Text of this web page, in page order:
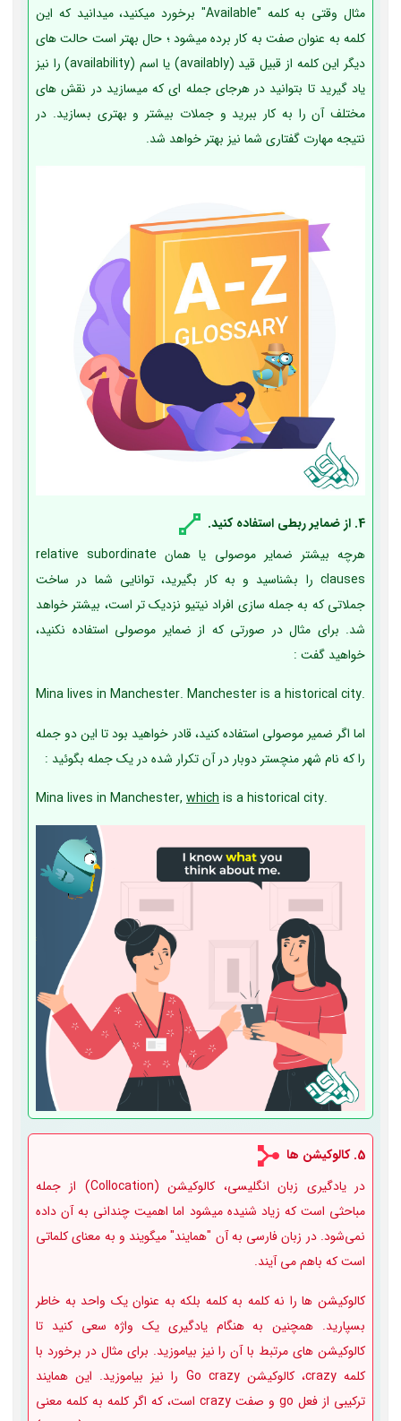
مثال وقتی به کلمه "Available" برخورد میکنید، می­دانید که این
کلمه به عنوان صفت به کار برده می­شود ؛ حال بهتر است حالت های
دیگر این کلمه از قبیل قید (availably) یا اسم (availability) را نیز
یاد گیرید تا بتوانید در هرجای جمله ­ای که می­سازید در نقش ­های
مختلف آن را به کار ببرید و جملات بیشتر و بهتری بسازید. در
نتیجه مهارت گفتاری شما نیز بهتر خواهد شد.
4. از ضمایر ربطی استفاده کنید.
هرچه بیشتر ضمایر موصولی یا همان relative subordinate
clauses را بشناسید و به کار بگیرید، توانایی شما در ساخت
جملاتی که به جمله سازی افراد نیتیو نزدیک تر است، بیشتر خواهد
شد. برای مثال در صورتی که از ضمایر موصولی استفاده نکنید،
خواهید گفت :
Mina lives in Manchester. Manchester is a historical city.
اما اگر ضمیر موصولی استفاده کنید، قادر خواهید بود تا این دو جمله
را که نام شهر منچستر دوبار در آن تکرار شده در یک جمله بگوئید :
Mina lives in Manchester, whichis a historical city.
5. کالوکیشن ها
در یادگیری زبان انگلیسی، کالوکیشن (Collocation) از جمله
مباحثی است که زیاد شنیده میشود اما اهمیت چندانی به آن داده
نمی‌شود. در زبان فارسی به آن "همایند" میگویند و به معنای کلماتی
است که باهم می آیند.
کالوکیشن ها را نه کلمه به کلمه بلکه به عنوان یک واحد به خاطر
بسپارید. همچنین به هنگام یادگیری یک واژه سعی کنید تا
کالوکیشن های مرتبط با آن را نیز بیاموزید. برای مثال در برخورد با
کلمه crazy، کالوکیشن Go crazy را نیز بیاموزید. این همایند
ترکیبی از فعل go و صفت crazy است، که اگر کلمه به کلمه معنی